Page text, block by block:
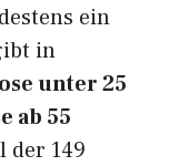
ein
in
unter 25
ab 55
der 149